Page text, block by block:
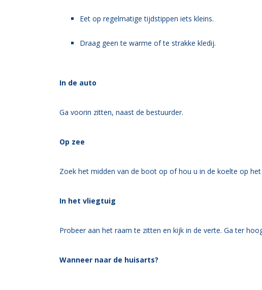
Eet op regelmatige tijdstippen iets kleins.
Draag geen te warme of te strakke kledij.
In de auto
Ga voorin zitten, naast de bestuurder.
Op zee
Zoek het midden van de boot op of hou u in de koelte op het
In het vliegtuig
Probeer aan het raam te zitten en kijk in de verte. Ga ter
Wanneer naar de huisarts?